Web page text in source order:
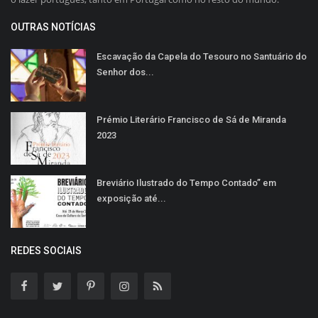
OUTRAS NOTÍCIAS
Escavação da Capela do Tesouro no Santuário do
Senhor dos...
Prémio Literário Francisco de Sá de Miranda
2023
Breviário Ilustrado do Tempo Contado” em
exposição até...
REDES SOCIAIS